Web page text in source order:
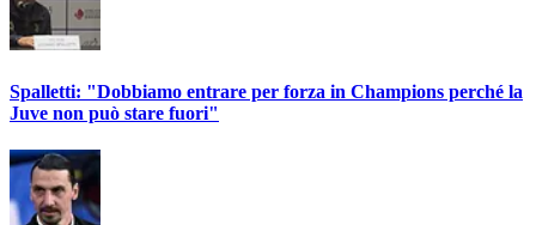
Spalletti: "Dobbiamo entrare per forza in Champions perché la
Juve non può stare fuori"